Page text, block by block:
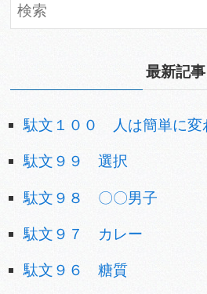
最新記事
駄文１００ 人は簡単に変
駄文９９ 選択
駄文９８ 〇〇男子
駄文９７ カレー
駄文９６ 糖質